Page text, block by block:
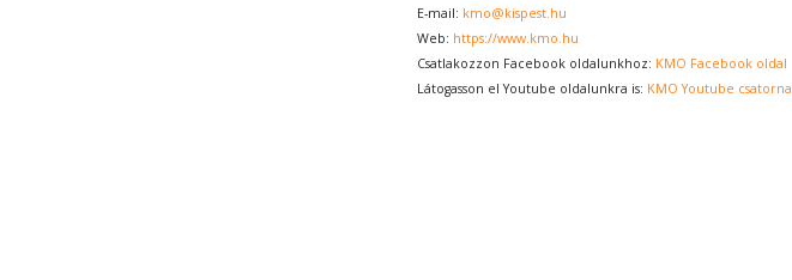
E-mail: kmo@kispest.hu
Web: https://www.kmo.hu
Csatlakozzon Facebook oldalunkhoz: KMO Facebook oldal
Látogasson el Youtube oldalunkra is: KMO Youtube csatorna